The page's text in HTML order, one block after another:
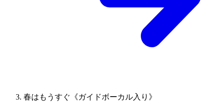
春はもうすぐ《ガイドボーカル入り》